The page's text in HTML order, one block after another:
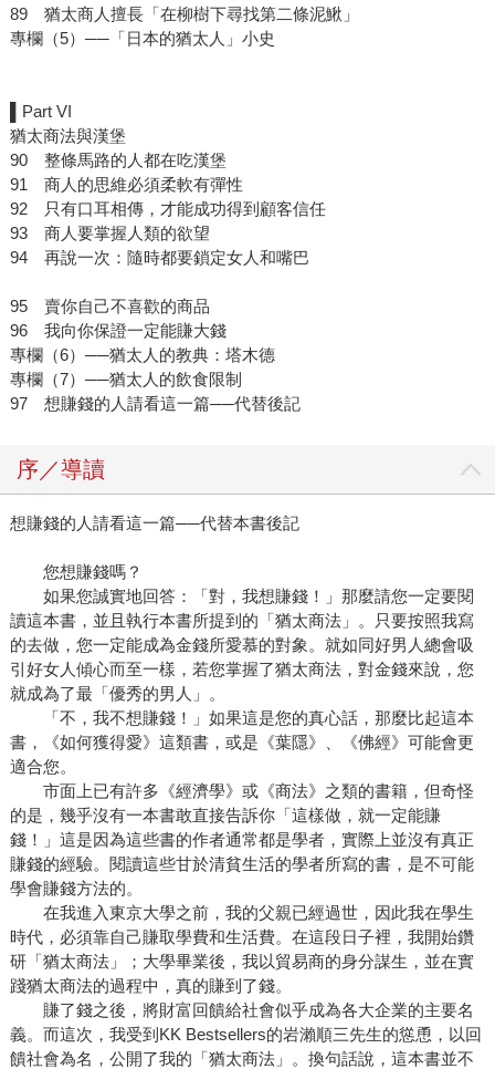
89 猶太商人擅長「在柳樹下尋找第二條泥鰍」
專欄（5）──「日本的猶太人」小史
▌Part VI
猶太商法與漢堡
90 整條馬路的人都在吃漢堡
91 商人的思維必須柔軟有彈性
92 只有口耳相傳，才能成功得到顧客信任
93 商人要掌握人類的欲望
94 再說一次：隨時都要鎖定女人和嘴巴
95 賣你自己不喜歡的商品
96 我向你保證一定能賺大錢
專欄（6）──猶太人的教典：塔木德
專欄（7）──猶太人的飲食限制
97 想賺錢的人請看這一篇──代替後記
序／導讀
想賺錢的人請看這一篇──代替本書後記
您想賺錢嗎？
如果您誠實地回答：「對，我想賺錢！」那麼請您一定要閱
讀這本書，並且執行本書所提到的「猶太商法」。只要按照我寫
的去做，您一定能成為金錢所愛慕的對象。就如同好男人總會吸
引好女人傾心而至一樣，若您掌握了猶太商法，對金錢來說，您
就成為了最「優秀的男人」。
「不，我不想賺錢！」如果這是您的真心話，那麼比起這本
書，《如何獲得愛》這類書，或是《葉隱》、《佛經》可能會更
適合您。
市面上已有許多《經濟學》或《商法》之類的書籍，但奇怪
的是，幾乎沒有一本書敢直接告訴你「這樣做，就一定能賺
錢！」這是因為這些書的作者通常都是學者，實際上並沒有真正
賺錢的經驗。閱讀這些甘於清貧生活的學者所寫的書，是不可能
學會賺錢方法的。
在我進入東京大學之前，我的父親已經過世，因此我在學生
時代，必須靠自己賺取學費和生活費。在這段日子裡，我開始鑽
研「猶太商法」；大學畢業後，我以貿易商的身分謀生，並在實
踐猶太商法的過程中，真的賺到了錢。
賺了錢之後，將財富回饋給社會似乎成為各大企業的主要名
義。而這次，我受到KK Bestsellers的岩瀨順三先生的慫恿，以回
饋社會為名，公開了我的「猶太商法」。換句話說，這本書並不